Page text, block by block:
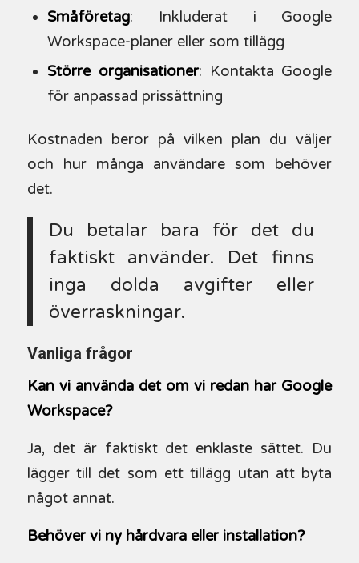
Småföretag: Inkluderat i Google
Workspace-planer eller som tillägg
Större organisationer: Kontakta Google
för anpassad prissättning
Kostnaden beror på vilken plan du väljer
och hur många användare som behöver
det.
Du betalar bara för det du
faktiskt använder. Det finns
inga dolda avgifter eller
överraskningar.
Vanliga frågor
Kan vi använda det om vi redan har Google
Workspace?
Ja, det är faktiskt det enklaste sättet. Du
lägger till det som ett tillägg utan att byta
något annat.
Behöver vi ny hårdvara eller installation?